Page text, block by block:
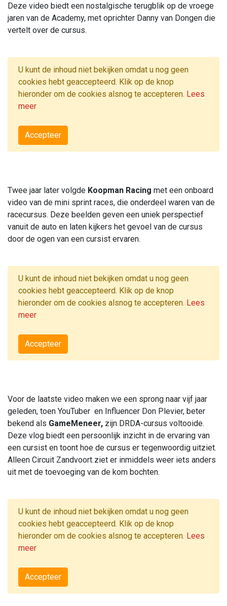
Deze video biedt een nostalgische terugblik op de vroege
jaren van de Academy, met oprichter Danny van Dongen die
vertelt over de cursus.
U kunt de inhoud niet bekijken omdat u nog geen
cookies hebt geaccepteerd. Klik op de knop
hieronder om de cookies alsnog te accepteren. Lees
meer
Accepteer
Twee jaar later volgde Koopman Racing met een onboard
video van de mini sprint races, die onderdeel waren van de
racecursus. Deze beelden geven een uniek perspectief
vanuit de auto en laten kijkers het gevoel van de cursus
door de ogen van een cursist ervaren.
U kunt de inhoud niet bekijken omdat u nog geen
cookies hebt geaccepteerd. Klik op de knop
hieronder om de cookies alsnog te accepteren. Lees
meer
Accepteer
Voor de laatste video maken we een sprong naar vijf jaar
geleden, toen YouTuber en Influencer Don Plevier, beter
bekend als GameMeneer, zijn DRDA-cursus voltooide.
Deze vlog biedt een persoonlijk inzicht in de ervaring van
een cursist en toont hoe de cursus er tegenwoordig uitziet.
Alleen Circuit Zandvoort ziet er inmiddels weer iets anders
uit met de toevoeging van de kom bochten.
U kunt de inhoud niet bekijken omdat u nog geen
cookies hebt geaccepteerd. Klik op de knop
hieronder om de cookies alsnog te accepteren. Lees
meer
Accepteer